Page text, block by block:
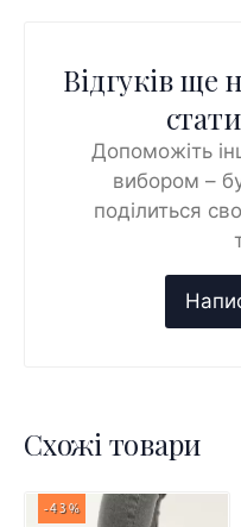
Відгуків
Допоможіть
вибором –
поділиться
Схожі товари
-43%